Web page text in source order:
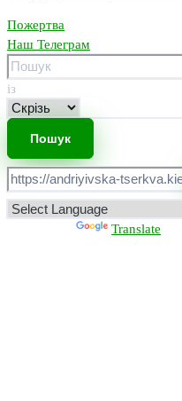
Пожертва
Наш Телеграм
із
Translate